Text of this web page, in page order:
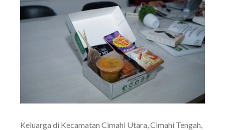
Keluarga di Kecamatan Cimahi Utara, Cimahi Tengah,